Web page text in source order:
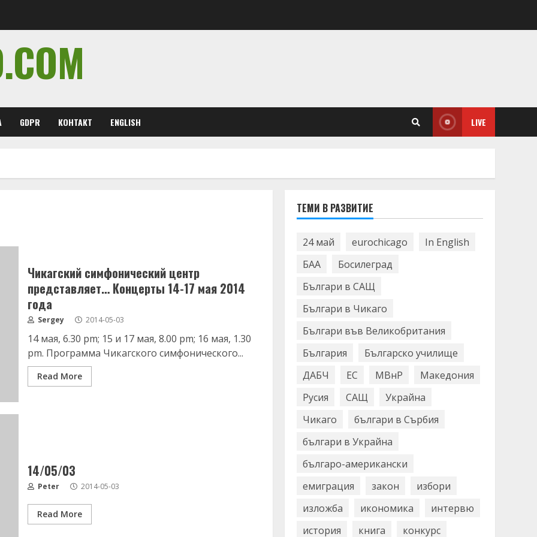
GDPR КОНТАКТ ENGLISH LIVE
Чикагский симфонический центр
представляет… Концерты 14-17 мая 2014
года
Sergey 2014-05-03
14 мая, 6.30 pm; 15 и 17 мая, 8.00 pm; 16 мая, 1.30
pm. Программа Чикагского симфонического...
Read More
14/05/03
Peter 2014-05-03
Read More
ТЕМИ В РАЗВИТИЕ
24 май eurochicago
In English
БАА
Босилеград
Българи в САЩ
Българи в Чикаго
Българи във Великобритания
България
Българско училище
ДАБЧ
ЕС МВнР
Македония
Русия
САЩ
Украйна
Чикаго
българи в Сърбия
българи в Украйна
българо-американски
емиграция
закон
избори
изложба
икономика
интервю
история
книга
конкурс